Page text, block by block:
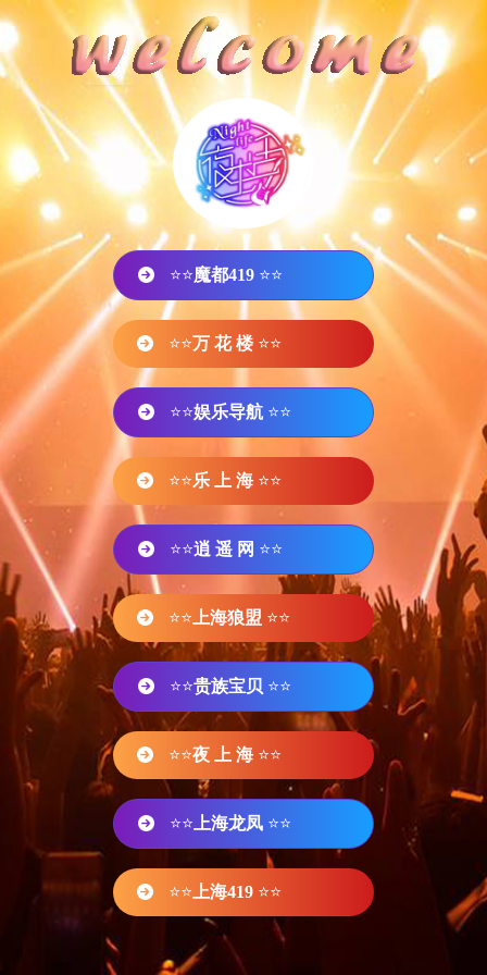
⭐⭐魔都419 ⭐⭐
⭐⭐万 花 楼 ⭐⭐
⭐⭐娱乐导航 ⭐⭐
⭐⭐乐 上 海 ⭐⭐
⭐⭐逍 遥 网 ⭐⭐
⭐⭐ 上海狼盟 ⭐⭐
⭐⭐贵族宝贝 ⭐⭐
⭐⭐夜 上 海 ⭐⭐
⭐⭐ 上海龙凤 ⭐⭐
⭐⭐ 上海419 ⭐⭐